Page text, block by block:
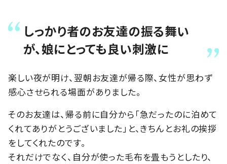
しっかり者のお友達の振る舞い
が、娘にとっても良い刺激に
楽しい夜が明け、翌朝お友達が帰る際、女性が思わず
感心させられる場面がありました。
そのお友達は、帰る前に自分から「急だったのに泊めて
くれてありがとうございました」と、きちんとお礼の挨拶
をしてくれたのです。
それだけでなく、自分が使った毛布を畳もうとしたり、